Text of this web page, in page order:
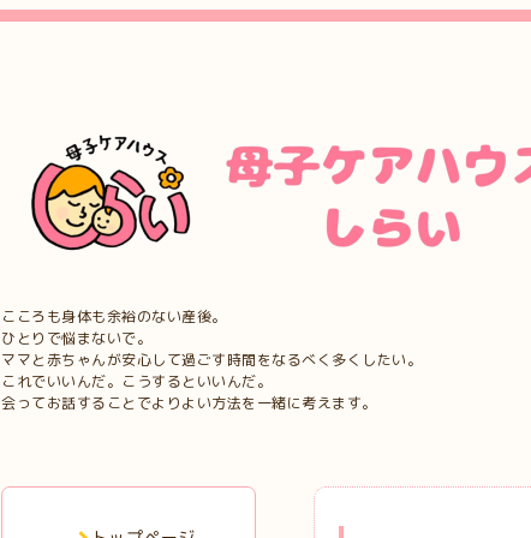
こころも身体も余裕のない産後。
ひとりで悩まないで。
ママと赤ちゃんが安心して過ごす時間をなるべく多くしたい。
これでいいんだ。こうするといいんだ。
会ってお話することでよりよい方法を一緒に考えます。